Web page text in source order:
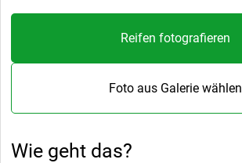
Reifen fotografieren
Foto aus Galerie wählen
Wie geht das?